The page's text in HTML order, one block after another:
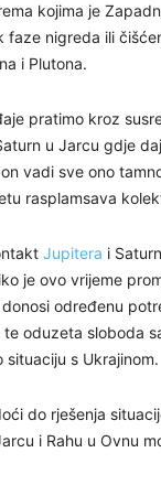
kojima je
faze nigreda ili
i Plutona.
pratimo kroz
u Jarcu gdje
vadi sve ono
rasplamsava
Jupitera i
je ovo vrijeme
određenu
oduzeta sloboda
situaciju s Ukrajinom.
do rješenja
i Rahu u Ovnu